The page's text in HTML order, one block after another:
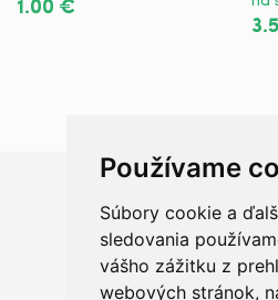
Používame
Súbory cookie a
sledovania
vášho zážitku z
webových stránok,
1.00 €
Chceš sa radšej